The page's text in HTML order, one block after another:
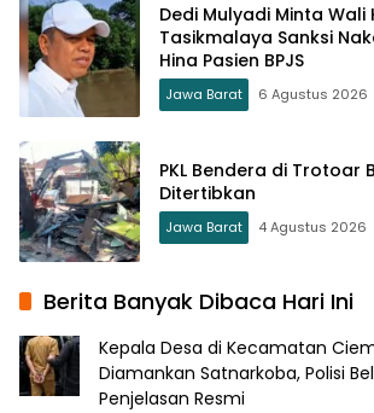
Dedi Mulyadi Minta Wali
Tasikmalaya Sanksi
Hina Pasien BPJS
Jawa Barat 6 Agustus 2026
PKL Bendera di Trotoar
Ditertibkan
Jawa Barat 4 Agustus 2026
Berita Banyak Dibaca Hari Ini
Kepala Desa di Kecamatan
Diamankan Satnarkoba, Polisi
Penjelasan Resmi